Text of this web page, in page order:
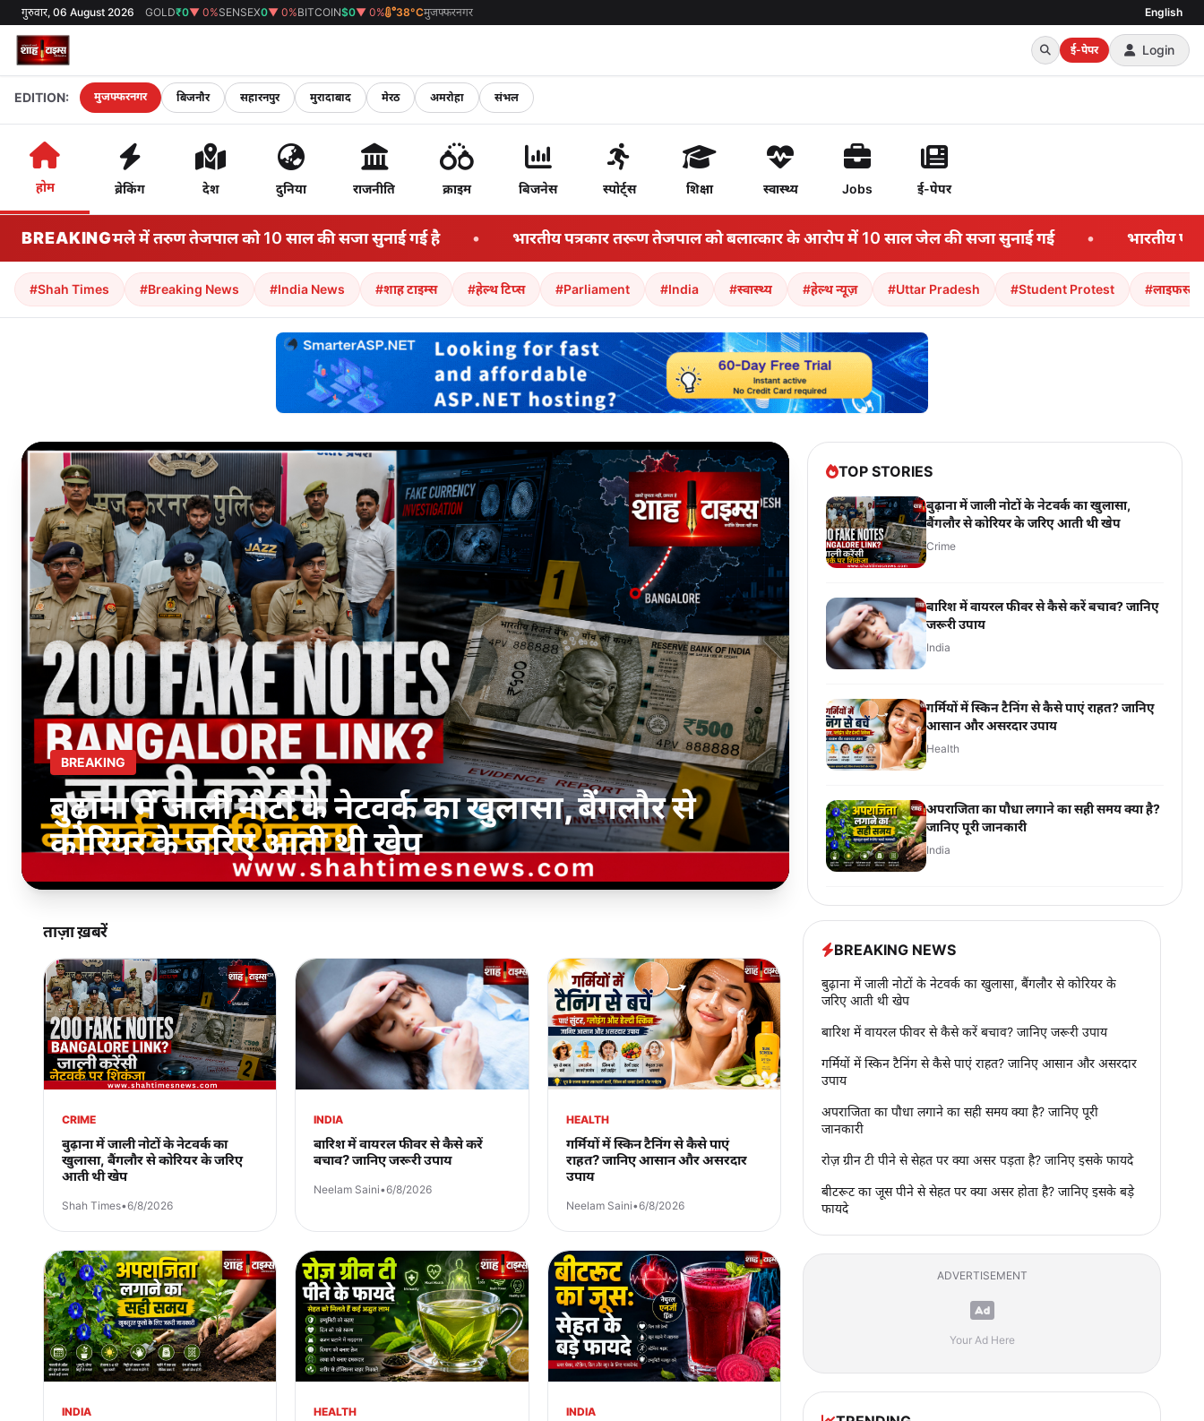
गुरुवार, 06 August 2026 GOLD₹0▼ 0%SENSEX0▼ 0%BITCOIN$0▼ 0% 38°Cमुजफ्फरनगर English
ई-पेपर Login
EDITION: मुजफ्फरनगर बिजनौर सहारनपुर मुरादाबाद मेरठ अमरोहा संभल
होम ब्रेकिंग देश दुनिया राजनीति क्राइम बिजनेस स्पोर्ट्स शिक्षा स्वास्थ्य Jobs ई-पेपर
BREAKING
तरुण तेजपाल को 10 साल की सजा सुनाई गई है • भारतीय पत्रकार तरूण तेजपाल को बलात्कार के आरोप में 10 साल जेल की सजा सुनाई गई • भारतीय पत्रकार तरूण तेजपाल को
#Shah Times #Breaking News #India News #शाह टाइम्स #हेल्थ टिप्स #Parliament #India #स्वास्थ्य #हेल्थ न्यूज़ #Uttar Pradesh #Student Protest
BREAKING
बुढ़ाना में जाली नोटों के नेटवर्क का खुलासा, बैंगलौर से
कोरियर के जरिए आती थी खेप
TOP STORIES
बुढ़ाना में जाली नोटों के नेटवर्क का खुलासा,
बैंगलौर से कोरियर के जरिए आती थी खेप
Crime
बारिश में वायरल फीवर से कैसे करें बचाव? जानिए
जरूरी उपाय
India
गर्मियों में स्किन टैनिंग से कैसे पाएं राहत? जानिए
आसान और असरदार उपाय
Health
अपराजिता का पौधा लगाने का सही समय क्या है?
जानिए पूरी जानकारी
India
ताज़ा ख़बरें
CRIME
बुढ़ाना में जाली नोटों के नेटवर्क का
खुलासा, बैंगलौर से कोरियर के जरिए
आती थी खेप
Shah Times•6/8/2026
INDIA
बारिश में वायरल फीवर से कैसे करें
बचाव? जानिए जरूरी उपाय
Neelam Saini•6/8/2026
HEALTH
गर्मियों में स्किन टैनिंग से कैसे पाएं
राहत? जानिए आसान और असरदार
उपाय
Neelam Saini•6/8/2026
INDIA HEALTH INDIA
BREAKING NEWS
बुढ़ाना में जाली नोटों के नेटवर्क का खुलासा, बैंगलौर से कोरियर के
जरिए आती थी खेप
बारिश में वायरल फीवर से कैसे करें बचाव? जानिए जरूरी उपाय
गर्मियों में स्किन टैनिंग से कैसे पाएं राहत? जानिए आसान और असरदार
उपाय
अपराजिता का पौधा लगाने का सही समय क्या है? जानिए पूरी
जानकारी
रोज़ ग्रीन टी पीने से सेहत पर क्या असर पड़ता है? जानिए इसके फायदे
बीटरूट का जूस पीने से सेहत पर क्या असर होता है? जानिए इसके बड़े
फायदे
ADVERTISEMENT
Your Ad Here